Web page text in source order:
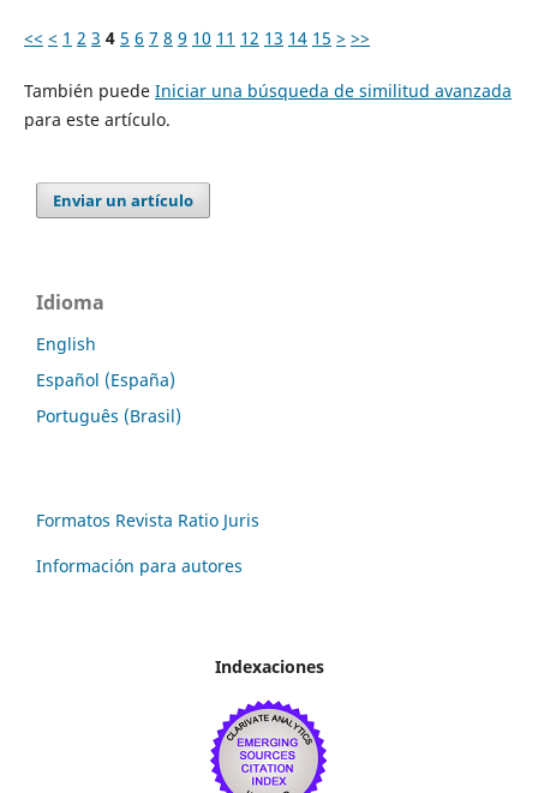
<< < 1 2 3 4 5 6 7 8 9 10 11 12 13 14 15 > >>
También puede Iniciar una búsqueda de similitud avanzada
para este artículo.
Enviar un artículo
Idioma
English
Español (España)
Português (Brasil)
Formatos Revista Ratio Juris
Información para autores
Indexaciones